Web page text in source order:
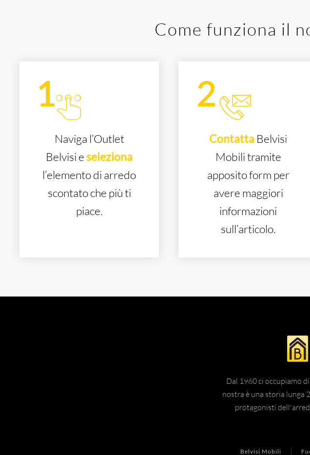
Come funziona il
Naviga l’Outlet
Belvisi eseleziona
l’elemento di arredo
scontato che più ti
piace.
Contatta Belvisi
Mobili tramite
apposito form per
avere maggiori
informazioni
sull’articolo.
Dal 1960 ci occupiamo
nostra è una storia lunga
protagonisti
Belvisi Mobili